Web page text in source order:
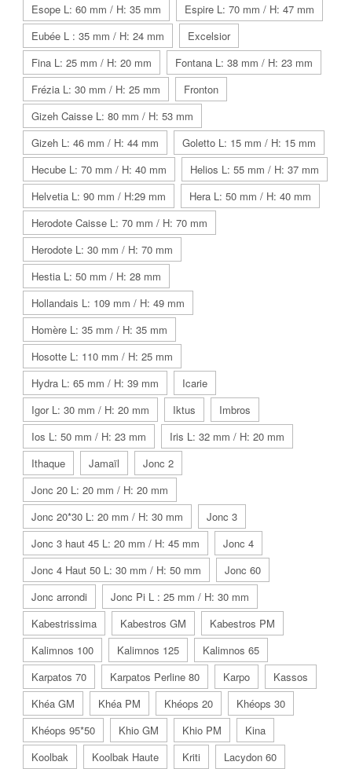
Esope L: 60 mm / H: 35 mm
Espire L: 70 mm / H: 47 mm
Eubée L : 35 mm / H: 24 mm
Excelsior
Fina L: 25 mm / H: 20 mm
Fontana L: 38 mm / H: 23 mm
Frézia L: 30 mm / H: 25 mm
Fronton
Gizeh Caisse L: 80 mm / H: 53 mm
Gizeh L: 46 mm / H: 44 mm
Goletto L: 15 mm / H: 15 mm
Hecube L: 70 mm / H: 40 mm
Helios L: 55 mm / H: 37 mm
Helvetia L: 90 mm / H:29 mm
Hera L: 50 mm / H: 40 mm
Herodote Caisse L: 70 mm / H: 70 mm
Herodote L: 30 mm / H: 70 mm
Hestia L: 50 mm / H: 28 mm
Hollandais L: 109 mm / H: 49 mm
Homère L: 35 mm / H: 35 mm
Hosotte L: 110 mm / H: 25 mm
Hydra L: 65 mm / H: 39 mm
Icarie
Igor L: 30 mm / H: 20 mm
Iktus
Imbros
Ios L: 50 mm / H: 23 mm
Iris L: 32 mm / H: 20 mm
Ithaque
Jamaïl
Jonc 2
Jonc 20 L: 20 mm / H: 20 mm
Jonc 20*30 L: 20 mm / H: 30 mm
Jonc 3
Jonc 3 haut 45 L: 20 mm / H: 45 mm
Jonc 4
Jonc 4 Haut 50 L: 30 mm / H: 50 mm
Jonc 60
Jonc arrondi
Jonc Pi L : 25 mm / H: 30 mm
Kabestrissima
Kabestros GM
Kabestros PM
Kalimnos 100
Kalimnos 125
Kalimnos 65
Karpatos 70
Karpatos Perline 80 Karpo
Kassos
Khéa GM
Khéa PM Khéops 20
Khéops 30
Khéops 95*50
Khio GM Khio PM
Kina
Koolbak
Koolbak Haute Kriti
Lacydon 60